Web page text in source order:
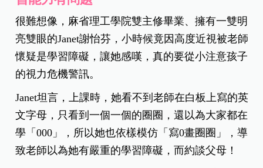
很難想像，麻省理工學院雙主修畢業、擁有一雙明
亮雙眼的Janet謝怡芬，小時候竟因高度近視被老師
懷疑是學習障礙，讓她感嘆，真的要從小注意孩子
的視力危機警訊。
Janet坦言，上課時，她看不到老師在白板上寫的英
文字母，只看到一個一個的圈圈，還以為大家都在
學「000」，所以她也依樣模仿「寫0畫圈圈」，導
致老師以為她有嚴重的學習障礙，而約談父母！